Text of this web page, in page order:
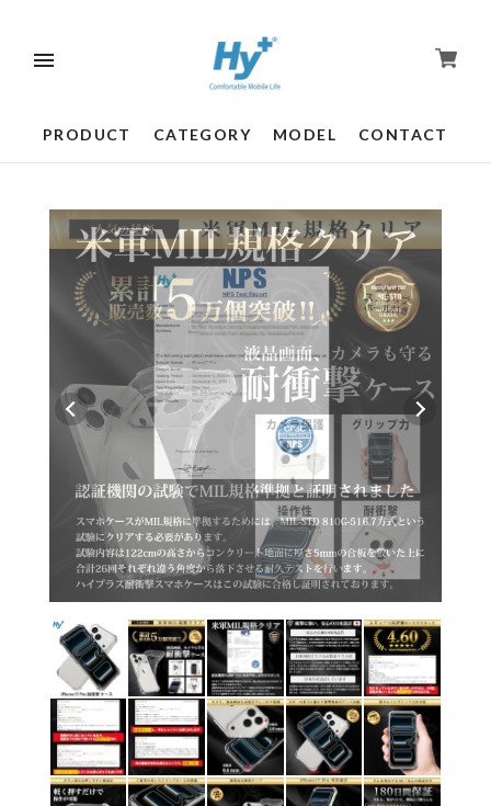
PRODUCT CATEGORY MODEL CONTACT